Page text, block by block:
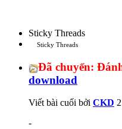
Sticky Threads
Sticky Threads
Đã chuyển:
download
Viết bài cuối bởi CKD
-